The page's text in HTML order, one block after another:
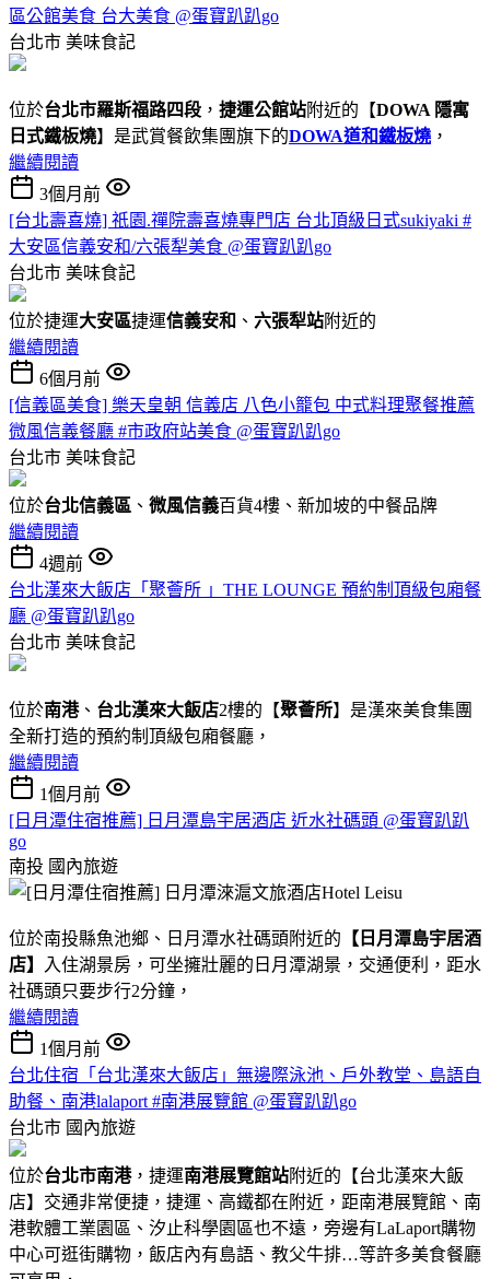
區公館美食 台大美食 @蛋寶趴趴go
台北市 美味食記
位於台北市羅斯福路四段 ， 捷運公館站附近的【DOWA 隱寓
日式鐵板燒】是武賞餐飲集團旗下的DOWA道和鐵板燒 ，
繼續閱讀
3個月前
[台北壽喜燒] 祇園.禪院壽喜燒專門店 台北頂級日式sukiyaki #
大安區信義安和/六張犁美食 @蛋寶趴趴go
台北市 美味食記
位於捷運大安區捷運信義安和 、 六張犁站附近的
繼續閱讀
6個月前
[信義區美食] 樂天皇朝 信義店 八色小籠包 中式料理聚餐推薦
微風信義餐廳 #市政府站美食 @蛋寶趴趴go
台北市 美味食記
位於台北信義區 、 微風信義百貨4樓、新加坡的中餐品牌
繼續閱讀
4週前
台北漢來大飯店「聚薈所 」THE LOUNGE 預約制頂級包廂餐
廳 @蛋寶趴趴go
台北市 美味食記
位於南港、 台北漢來大飯店2樓的【聚薈所】是漢來美食集團
全新打造的預約制頂級包廂餐廳，
繼續閱讀
1個月前
[日月潭住宿推薦] 日月潭島宇居酒店 近水社碼頭 @蛋寶趴趴
go
南投 國內旅遊
位於南投縣魚池鄉、日月潭水社碼頭附近的 【日月潭島宇居酒
店】
入住湖景房，可坐擁壯麗的日月潭湖景，交通便利，距水
社碼頭只要步行2分鐘，
繼續閱讀
1個月前
台北住宿「台北漢來大飯店」無邊際泳池、戶外教堂、島語自
助餐、南港lalaport #南港展覽館 @蛋寶趴趴go
台北市 國內旅遊
位於台北市南港，捷運南港展覽館站附近的【台北漢來大飯
店】交通非常便捷，捷運、高鐵都在附近，距南港展覽館、南
港軟體工業園區、汐止科學園區也不遠，旁邊有LaLaport購物
中心可逛街購物，飯店內有島語、教父牛排…等許多美食餐廳